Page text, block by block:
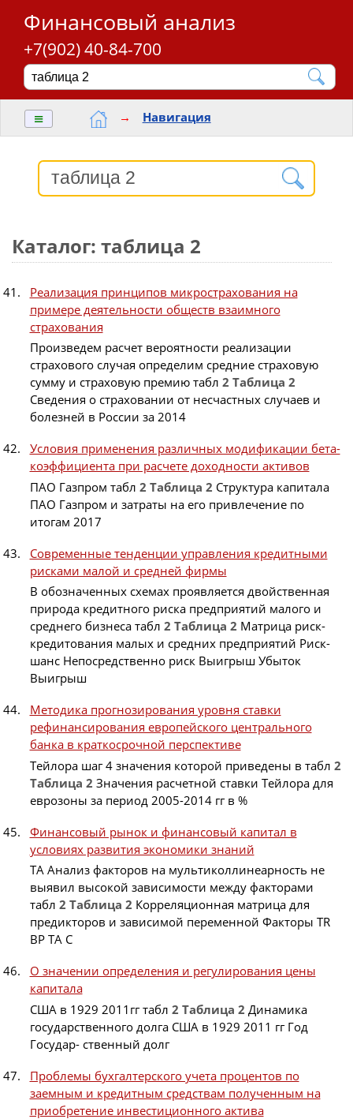
Финансовый анализ
+7(902) 40-84-700
≡ → Навигация
Каталог: таблица 2
Реализация принципов микрострахования на
примере деятельности обществ взаимного
страхования
Произведем расчет вероятности реализации
страхового случая определим средние страховую
сумму и страховую премию табл 2 Таблица 2
Сведения о страховании от несчастных случаев и
болезней в России за 2014
Условия применения различных модификации бета-
коэффициента при расчете доходности активов
ПАО Газпром табл 2 Таблица 2 Структура капитала
ПАО Газпром и затраты на его привлечение по
итогам 2017
Современные тенденции управления кредитными
рисками малой и средней фирмы
В обозначенных схемах проявляется двойственная
природа кредитного риска предприятий малого и
среднего бизнеса табл 2 Таблица 2 Матрица риск-
кредитования малых и средних предприятий Риск-
шанс Непосредственно риск Выигрыш Убыток
Выигрыш
Методика прогнозирования уровня ставки
рефинансирования европейского центрального
банка в краткосрочной перспективе
Тейлора шаг 4 значения которой приведены в табл 2
Таблица 2 Значения расчетной ставки Тейлора для
еврозоны за период 2005-2014 гг в %
Финансовый рынок и финансовый капитал в
условиях развития экономики знаний
TA Анализ факторов на мультиколлинеарность не
выявил высокой зависимости между факторами
табл 2 Таблица 2 Корреляционная матрица для
предикторов и зависимой переменной Факторы TR
BP TA C
О значении определения и регулирования цены
капитала
США в 1929 2011гг табл 2 Таблица 2 Динамика
государственного долга США в 1929 2011 гг Год
Государ- ственный долг
Проблемы бухгалтерского учета процентов по
заемным и кредитным средствам полученным на
приобретение инвестиционного актива